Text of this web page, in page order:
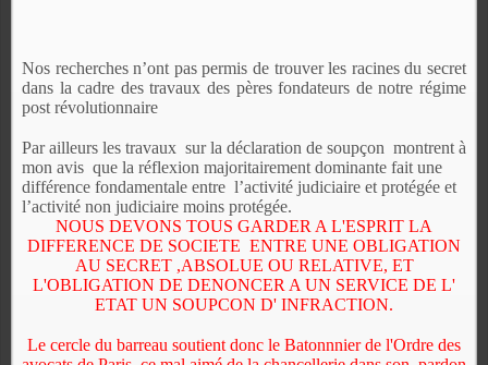
Nos recherches n’ont pas permis de trouver les racines du secret
dans la cadre des travaux des pères fondateurs de notre régime
post révolutionnaire
Par ailleurs les travaux sur la déclaration de soupçon montrent à
mon avis que la réflexion majoritairement dominante fait une
différence fondamentale entre l’activité judiciaire et protégée et
l’activité non judiciaire moins protégée.
NOUS DEVONS TOUS GARDER A L'ESPRIT LA
DIFFERENCE DE SOCIETE ENTRE UNE OBLIGATION
AU SECRET ,ABSOLUE OU RELATIVE, ET
L'OBLIGATION DE DENONCER A UN SERVICE DE L'
ETAT UN SOUPCON D' INFRACTION.
Le cercle du barreau soutient donc le Batonnnier de l'Ordre des